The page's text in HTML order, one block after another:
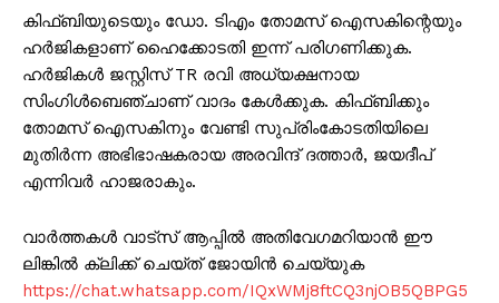
കിഫ്ബിയുടെയും ഡോ. ടിഎം തോമസ് ഐസകിന്റെയും
ഹർജികളാണ് ഹൈക്കോടതി ഇന്ന് പരിഗണിക്കുക.
ഹർജികൾ ജസ്റ്റിസ് TR രവി അധ്യക്ഷനായ
സിംഗിൾബെഞ്ചാണ് വാദം കേൾക്കുക. കിഫ്ബിക്കും
തോമസ് ഐസകിനും വേണ്ടി സുപ്രിംകോടതിയിലെ
മുതിർന്ന അഭിഭാഷകരായ അരവിന്ദ് ദത്താർ, ജയദീപ്
എന്നിവർ ഹാജരാകും.
വാർത്തകൾ വാട്സ് ആപ്പിൽ അതിവേഗമറിയാൻ ഈ
ലിങ്കിൽ ക്ലിക്ക് ചെയ്ത് ജോയിൻ ചെയ്യുക
https://chat.whatsapp.com/IQxWMj8ftCQ3njOB5QBPG5